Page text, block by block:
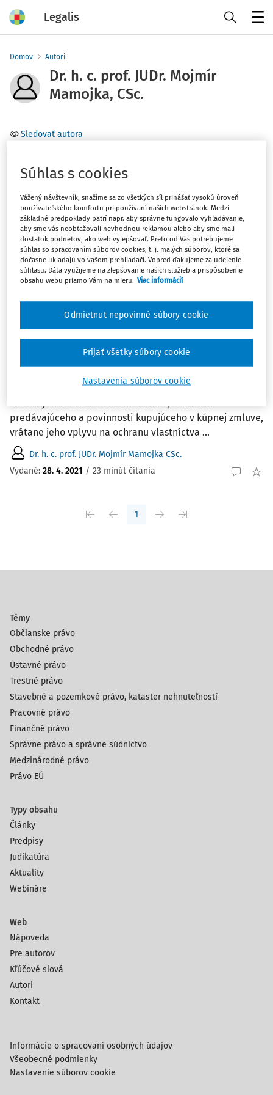
Legalis
Domov Autori
Dr. h. c. prof. JUDr. Mojmír
Mamojka, CSc.
Sledovať autora
Občianske právo (1)
Filter
Počet vyhľadaných dokumentov:1
Zoradiť podľa
Vlastnícke právo a jeho aplikačno-
interpretačná podoba
Príspevok sa zaoberá výhradou vlastníckeho práva ako
inštitútom, ktorý má zásadný vplyv na funkčnosť plnenia
zmluvných vzťahov s akcentom na oprávnenia
predávajúceho a povinnosti kupujúceho v kúpnej zmluve,
vrátane jeho vplyvu na ochranu vlastníctva ...
Dr. h. c. prof. JUDr. Mojmír Mamojka CSc.
Vydané: 28. 4. 2021 / 23 minút čítania
1
Témy
Občianske právo
Obchodné právo
Ústavné právo
Trestné právo
Stavebné a pozemkové právo, kataster nehnuteľností
Pracovné právo
Finančné právo
Správne právo a správne súdnictvo
Medzinárodné právo
Právo EÚ
Typy obsahu
Články
Predpisy
Judikatúra
Aktuality
Webináre
Web
Nápoveda
Pre autorov
Kľúčové slová
Autori
Kontakt
Informácie o spracovaní osobných údajov
Všeobecné podmienky
Nastavenie súborov cookie
Súhlas s cookies
Vážený návštevník, snažíme sa zo všetkých síl prinášať vysokú úroveň
používateľského komfortu pri používaní našich webstránok. Medzi
základné predpoklady patrí napr. aby správne fungovalo vyhľadávanie,
aby sme vás neobťažovali nevhodnou reklamou alebo aby sme mali
dostatok podnetov, ako web vylepšovať. Preto od Vás potrebujeme
súhlas so spracovaním súborov cookies, t. j. malých súborov, ktoré sa
dočasne ukladajú vo vašom prehliadači. Vopred ďakujeme za udelenie
súhlasu. Dáta využijeme na zlepšovanie našich služieb a prispôsobenie
obsahu webu priamo Vám na mieru. Viac informácií
Nastavenia súborov cookie
Odmietnut nepovinné súbory cookie
Prijať všetky súbory cookie